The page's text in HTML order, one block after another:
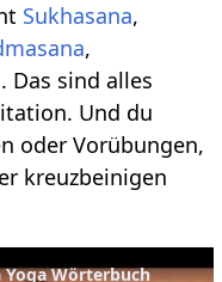
Sukhasana,
,
. Das sind alles
Und du
oder Vorübungen,
kreuzbeinigen
Wörterbuch